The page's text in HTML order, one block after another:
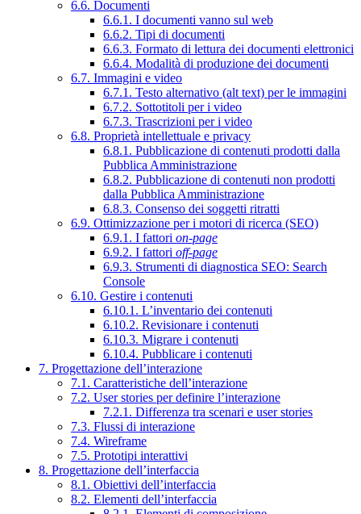
6.6. Documenti
6.6.1. I documenti vanno sul web
6.6.2. Tipi di documenti
6.6.3. Formato di lettura dei documenti elettronici
6.6.4. Modalità di produzione dei documenti
6.7. Immagini e video
6.7.1. Testo alternativo (alt text) per le immagini
6.7.2. Sottotitoli per i video
6.7.3. Trascrizioni per i video
6.8. Proprietà intellettuale e privacy
6.8.1. Pubblicazione di contenuti prodotti dalla
Pubblica Amministrazione
6.8.2. Pubblicazione di contenuti non prodotti
dalla Pubblica Amministrazione
6.8.3. Consenso dei soggetti ritratti
6.9. Ottimizzazione per i motori di ricerca (SEO)
6.9.1. I fattori on-page
6.9.2. I fattori off-page
6.9.3. Strumenti di diagnostica SEO: Search
Console
6.10. Gestire i contenuti
6.10.1. L’inventario dei contenuti
6.10.2. Revisionare i contenuti
6.10.3. Migrare i contenuti
6.10.4. Pubblicare i contenuti
7. Progettazione dell’interazione
7.1. Caratteristiche dell’interazione
7.2. User stories per definire l’interazione
7.2.1. Differenza tra scenari e user stories
7.3. Flussi di interazione
7.4. Wireframe
7.5. Prototipi interattivi
8. Progettazione dell’interfaccia
8.1. Obiettivi dell’interfaccia
8.2. Elementi dell’interfaccia